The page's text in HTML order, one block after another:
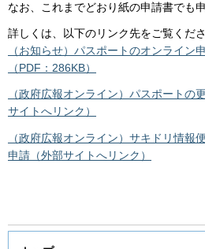
なお、これまでどおり紙の申請書でも
詳しくは、以下のリンク先をご覧くださ
（お知らせ）パスポートのオンライ
（PDF：286KB）
（政府広報オンライン）パスポートの
サイトへリンク）
（政府広報オンライン）サキドリ情報
申請（外部サイトへリンク）